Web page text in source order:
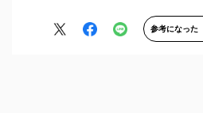
届いた眼鏡をかけてみたら参考になった